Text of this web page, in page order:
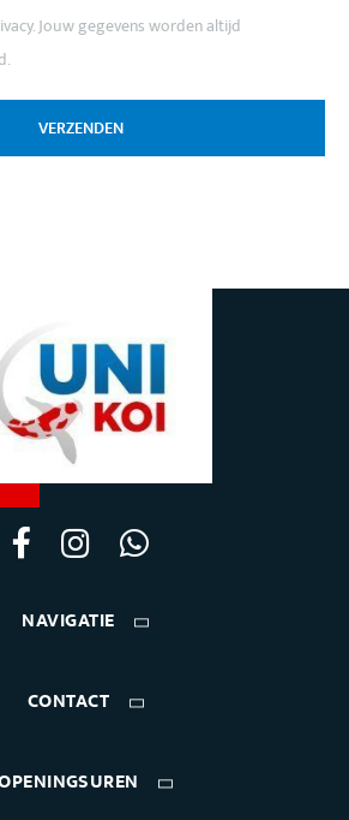
Jouw gegevens worden altijd
VERZENDEN
NAVIGATIE
CONTACT